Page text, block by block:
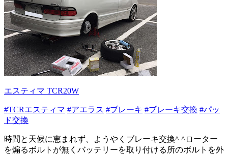
エスティマ TCR20W
#TCRエスティマ #アエラス #ブレーキ #ブレーキ交換 #パッ
ド交換
時間と天候に恵まれず、ようやくブレーキ交換^ ^ローター
を煽るボルトが無くバッテリーを取り付ける所のボルトを外